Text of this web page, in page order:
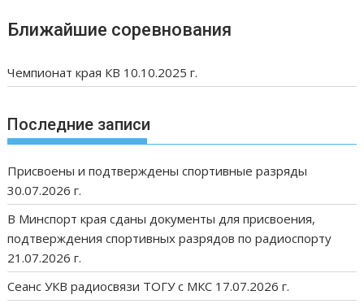
Ближайшие соревнования
Чемпионат края КВ 10.10.2025 г.
Последние записи
Присвоены и подтверждены спортивные разряды
30.07.2026 г.
В Минспорт края сданы документы для присвоения,
подтверждения спортивных разрядов по радиоспорту
21.07.2026 г.
Сеанс УКВ радиосвязи ТОГУ с МКС 17.07.2026 г.